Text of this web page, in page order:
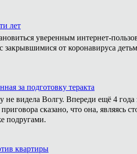
лет
уверенным интернет-
закрывшимися от коронавируса
за подготовку теракта
видела Волгу. Впереди ещё 4
сказано, что она, являясь
подругами.
квартиры